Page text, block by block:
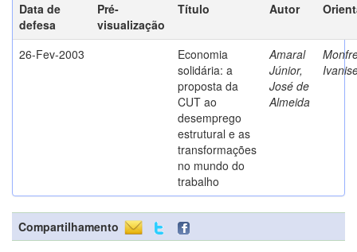
Data de
defesa
Pré-
visualização
Título Autor
26-Fev-2003
Economia
solidária: a
proposta da
CUT ao
desemprego
estrutural e as
transformações
no mundo do
trabalho
Amaral
Júnior,
José de
Almeida
Compartilhamento